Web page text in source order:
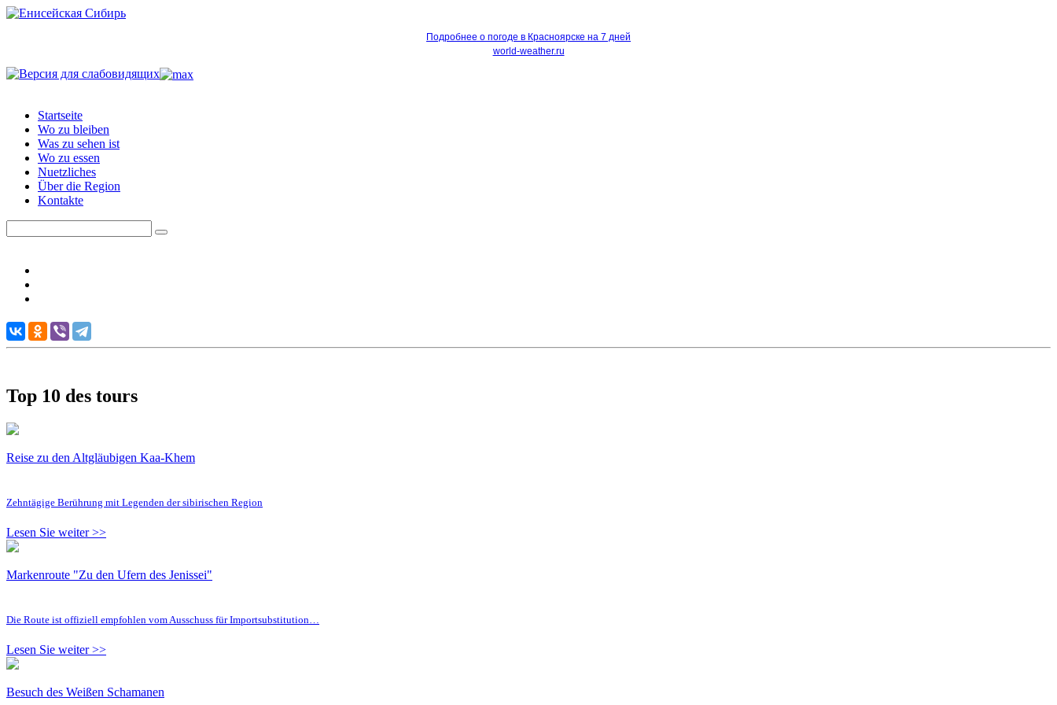
Подробнее о погоде в Красноярске на 7 дней
world-weather.ru
Startseite
Wo zu bleiben
Was zu sehen ist
Wo zu essen
Nuetzliches
Über die Region
Kontakte
Top 10 des tours
Reise zu den Altgläubigen Kaa-Khem
Zehntägige Berührung mit Legenden der sibirischen Region
Lesen Sie weiter >>
Markenroute "Zu den Ufern des Jenissei"
Die Route ist offiziell empfohlen vom Ausschuss für Importsubstitution…
Lesen Sie weiter >>
Besuch des Weißen Schamanen